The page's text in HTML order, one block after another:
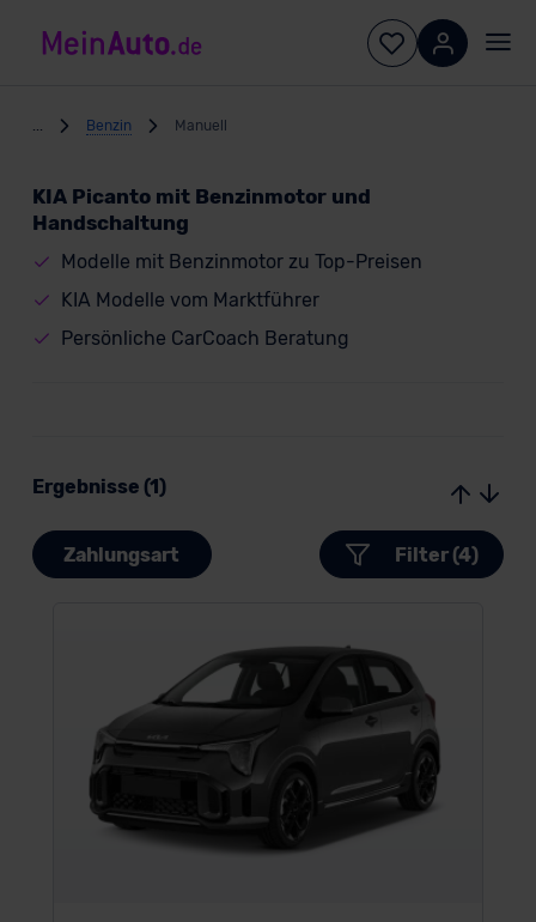
Benzin Manuell
KIA Picanto mit Benzinmotor und
Handschaltung
Modelle mit Benzinmotor zu Top-Preisen
KIA Modelle vom Marktführer
Persönliche CarCoach Beratung
Ergebnisse (1)
Zahlungsart Filter (4)